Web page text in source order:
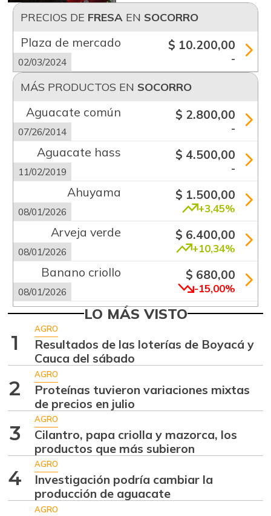
PRECIOS DE FRESAEN SOCORRO
Plaza de mercado
02/03/2024
$ 10.200,00
-
MÁS PRODUCTOS EN SOCORRO
Aguacate común
07/26/2014
$ 2.800,00
-
Aguacate hass
11/02/2019
$ 4.500,00
-
Ahuyama
08/01/2026
$ 1.500,00
+3,45%
Arveja verde
08/01/2026
$ 6.400,00
+10,34%
Banano criollo
08/01/2026
$ 680,00
-15,00%
Cebolla cabezona
08/01/2026
$ 2.550,00
Cebolla junca
08/01/2026
$ 4.000,00
+9,08%
Chócolo mazorca
08/01/2026
$ 1.250,00
Cilantro
08/01/2026
$ 9.000,00
Ciruela roja
01/27/2024
$ 4.300,00
+10,26%
LO MÁS VISTO
1
AGRO
Resultados de las loterías de Boyacá y
Cauca del sábado
2
AGRO
Proteínas tuvieron variaciones mixtas
de precios en julio
3
AGRO
Cilantro, papa criolla y mazorca, los
productos que más subieron
4
AGRO
Investigación podría cambiar la
producción de aguacate
AGRO